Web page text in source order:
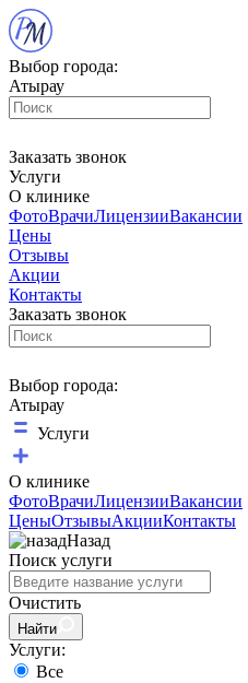
Выбор города:
Атырау
Заказать звонок
Услуги
О клинике
ФотоВрачиЛицензииВакансии
Цены
Отзывы
Акции
Контакты
Заказать звонок
Выбор города:
Атырау
Услуги
О клинике
ФотоВрачиЛицензииВакансии
ЦеныОтзывыАкцииКонтакты
Назад
Поиск услуги
Очистить
Найти
Услуги:
Все